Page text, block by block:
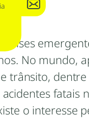
países
No mundo,
trânsito,
fatais
o interesse